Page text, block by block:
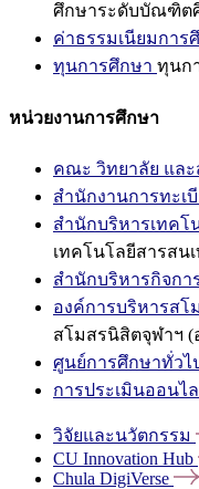
ศึกษาระดับบัณฑิต
ค่าธรรมเนียมการ
ทุนการศึกษา ทุนก
หน่วยงานการศึกษา
คณะ วิทยาลัย แล
สำนักงานการทะเ
สำนักบริหารเทคโ
เทคโนโลยีสารสน
สำนักบริหารกิจกา
องค์การบริหารสโ
สโมสรนิสิตจุฬาฯ (
ศูนย์การศึกษาทั่วไ
การประเมินออนไ
วิจัยและนวัตกรรม
CU Innovation Hub
Chula DigiVerse